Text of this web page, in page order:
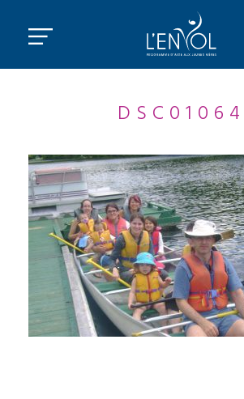
DSC01064